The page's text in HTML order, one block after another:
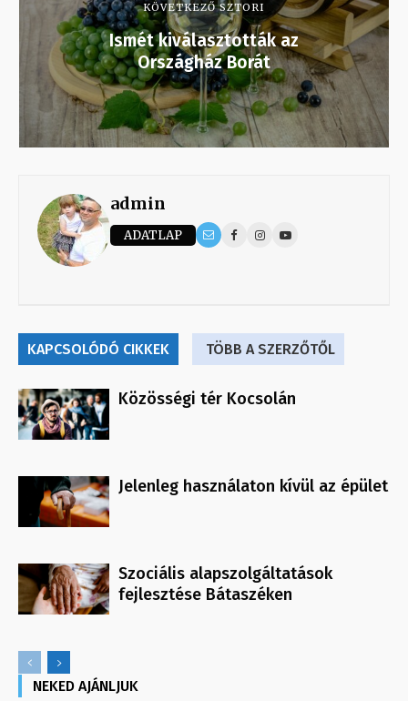
KÖVETKEZŐ SZTORI
Ismét kiválasztották az
Országház Borát
admin
ADATLAP
KAPCSOLÓDÓ CIKKEK TÖBB A SZERZŐTŐL
Közösségi tér Kocsolán
Jelenleg használaton kívül az épület
Szociális alapszolgáltatások
fejlesztése Bátaszéken
NEKED AJÁNLJUK